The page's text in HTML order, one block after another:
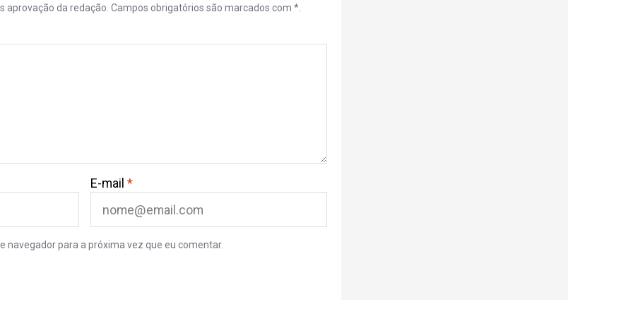
aprovação da redação. Campos obrigatórios são marcados com *.
E-mail*
navegador para a próxima vez que eu comentar.